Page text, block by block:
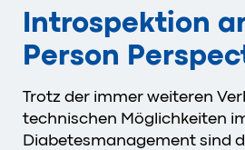
Introspektion
Person
Trotz der immer weiteren
technischen Möglichkeiten
Diabetesmanagement sind